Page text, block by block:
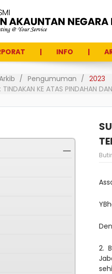
INFO
Pengumuman
2023
TINDAKAN KE ATAS PINDAHAN
2.